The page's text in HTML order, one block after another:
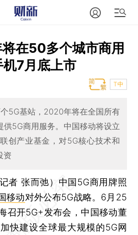
在50多个城市商用
7月底上市
T中
5G基站，2020年将在全国所有
供5G商用服务。中国移动将设立
创产业基金，对5G核心技术和
资
者 张而弛） 中国5G商用牌照
移动对外公布5G战略。6月25
召开5G+发布会，中国移动董
快建设全球最大规模的5G网